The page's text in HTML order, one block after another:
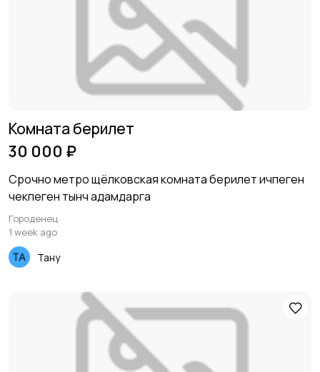
Комната берилет
30 000 ₽
Срочно метро щёлковская комната берилет ичпеген
чекпеген тынч адамдарга
Городенец
1 week ago
Тану